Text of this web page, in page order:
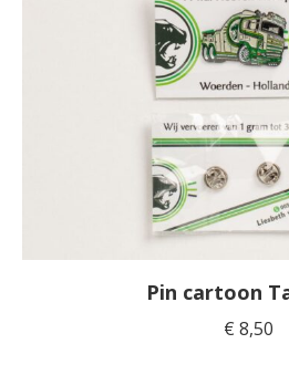
Pin cartoon
€ 8,50